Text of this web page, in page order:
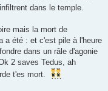
dans le temple.
mais la mort de
a été : et c'est pile à l'heure
dans un râle d'agonie
2 saves Tedus, ah
t'es mort.